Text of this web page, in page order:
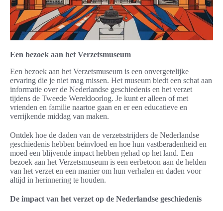
Een bezoek aan het Verzetsmuseum
Een bezoek aan het Verzetsmuseum is een onvergetelijke
ervaring die je niet mag missen. Het museum biedt een schat aan
informatie over de Nederlandse geschiedenis en het verzet
tijdens de Tweede Wereldoorlog. Je kunt er alleen of met
vrienden en familie naartoe gaan en er een educatieve en
verrijkende middag van maken.
Ontdek hoe de daden van de verzetsstrijders de Nederlandse
geschiedenis hebben beïnvloed en hoe hun vastberadenheid en
moed een blijvende impact hebben gehad op het land. Een
bezoek aan het Verzetsmuseum is een eerbetoon aan de helden
van het verzet en een manier om hun verhalen en daden voor
altijd in herinnering te houden.
De impact van het verzet op de Nederlandse geschiedenis